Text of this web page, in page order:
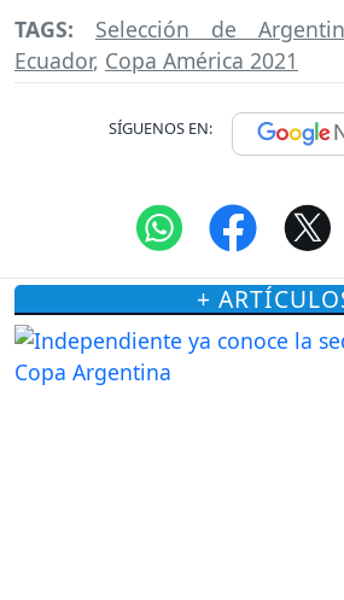
TAGS: Selección de
Ecuador, Copa América 2021
SÍGUENOS EN:
+